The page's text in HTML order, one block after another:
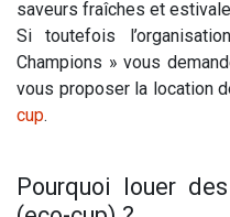
saveurs fraîches et
Si toutefois
Champions » vous
vous proposer la location
cup.
Pourquoi louer